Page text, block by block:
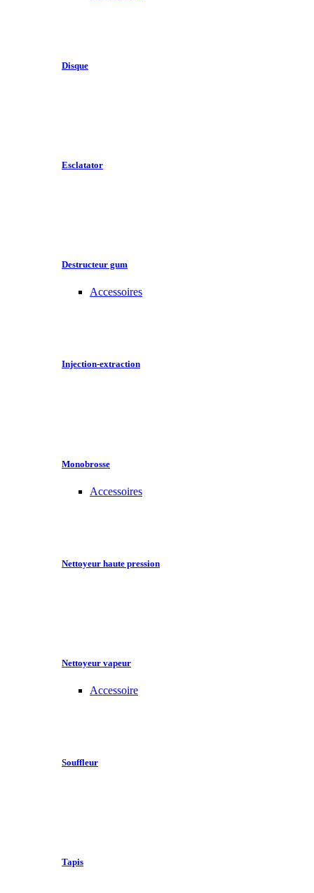
Disque
Esclatator
Destructeur gum
Accessoires
Injection-extraction
Monobrosse
Accessoires
Nettoyeur haute pression
Nettoyeur vapeur
Accessoire
Souffleur
Tapis